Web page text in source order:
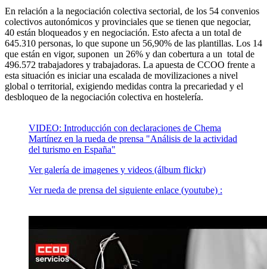
En relación a la negociación colectiva sectorial, de los 54 convenios
colectivos autonómicos y provinciales que se tienen que negociar,
40 están bloqueados y en negociación. Esto afecta a un total de
645.310 personas, lo que supone un 56,90% de las plantillas. Los 14
que están en vigor, suponen un 26% y dan cobertura a un total de
496.572 trabajadores y trabajadoras. La apuesta de CCOO frente a
esta situación es iniciar una escalada de movilizaciones a nivel
global o territorial, exigiendo medidas contra la precariedad y el
desbloqueo de la negociación colectiva en hostelería.
VIDEO: Introducción con declaraciones de Chema
Martínez en la rueda de prensa "Análisis de la actividad
del turismo en España"
Ver galería de imagenes y videos (álbum flickr)
Ver rueda de prensa del siguiente enlace (youtube) :